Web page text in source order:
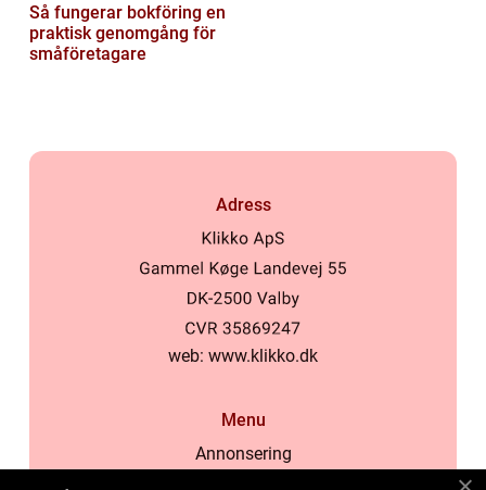
Så fungerar bokföring en
praktisk genomgång för
småföretagare
Adress
web: www.klikko.dk
Menu
Annonsering